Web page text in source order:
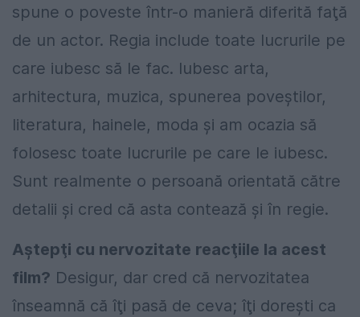
spune o poveste într-o manieră diferită faţă
de un actor. Regia include toate lucrurile pe
care iubesc să le fac. Iubesc arta,
arhitectura, muzica, spunerea poveştilor,
literatura, hainele, moda şi am ocazia să
folosesc toate lucrurile pe care le iubesc.
Sunt realmente o persoană orientată către
detalii şi cred că asta contează şi în regie.
Aştepţi cu nervozitate reacţiile la acest
film? Desigur, dar cred că nervozitatea
înseamnă că îţi pasă de ceva; îţi doreşti ca